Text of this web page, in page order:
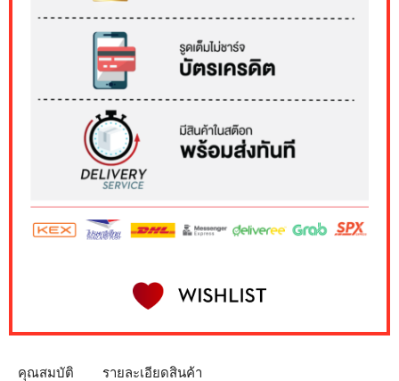
คุณสมบัติ รายละเอียดสินค้า